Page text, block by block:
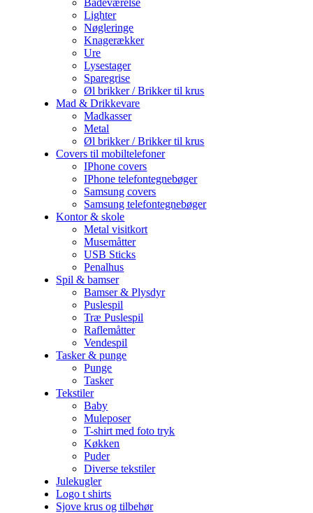
Badeværelse
Lighter
Nøgleringe
Knagerækker
Ure
Lysestager
Sparegrise
Øl brikker / Brikker til krus
Mad & Drikkevare
Madkasser
Metal
Øl brikker / Brikker til krus
Covers til mobiltelefoner
IPhone covers
IPhone telefontegnebøger
Samsung covers
Samsung telefontegnebøger
Kontor & skole
Metal visitkort
Musemåtter
USB Sticks
Penalhus
Spil & bamser
Bamser & Plysdyr
Puslespil
Træ Puslespil
Raflemåtter
Vendespil
Tasker & punge
Punge
Tasker
Tekstiler
Baby
Muleposer
T-shirt med foto tryk
Køkken
Puder
Diverse tekstiler
Julekugler
Logo t shirts
Sjove krus og tilbehør